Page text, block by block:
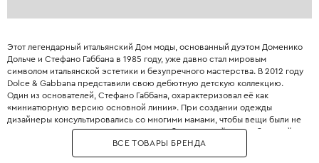
Этот легендарный итальянский Дом моды, основанный дуэтом Доменико
Дольче и Стефано Габбана в 1985 году, уже давно стал мировым
символом итальянской эстетики и безупречного мастерства. В 2012 году
Dolce & Gabbana представили свою дебютную детскую коллекцию.
Один из основателей, Стефано Габбана, охарактеризовал её как
«миниатюрную версию основной линии». При создании одежды
дизайнеры консультировались со многими мамами, чтобы вещи были не
только стильными, но и максимально удобными. Дизайнеры с большой
любовью и вниманием перенесли в детский гардероб все коды
взрослой моды: яркие цветочные принты, благородное кружево,
ВСЕ ТОВАРЫ БРЕНДА